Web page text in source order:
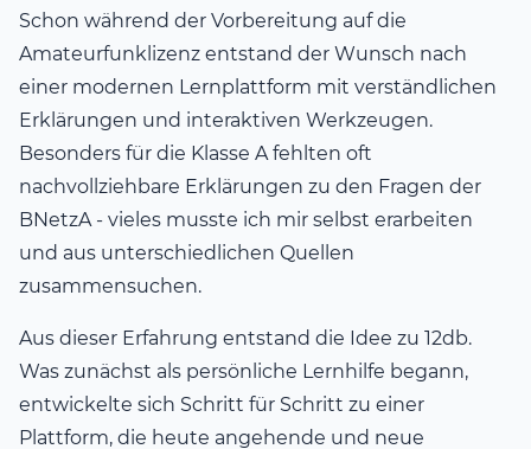
Schon während der Vorbereitung auf die
Amateurfunklizenz entstand der Wunsch nach
einer modernen Lernplattform mit verständlichen
Erklärungen und interaktiven Werkzeugen.
Besonders für die Klasse A fehlten oft
nachvollziehbare Erklärungen zu den Fragen der
BNetzA - vieles musste ich mir selbst erarbeiten
und aus unterschiedlichen Quellen
zusammensuchen.
Aus dieser Erfahrung entstand die Idee zu 12db.
Was zunächst als persönliche Lernhilfe begann,
entwickelte sich Schritt für Schritt zu einer
Plattform, die heute angehende und neue